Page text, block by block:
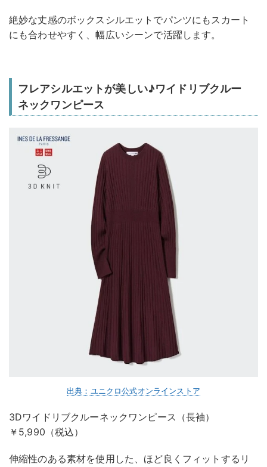
絶妙な丈感のボックスシルエットでパンツにもスカート
にも合わせやすく、幅広いシーンで活躍します。
フレアシルエットが美しい♪ワイドリブクルー
ネックワンピース
出典：ユニクロ公式オンラインストア
3Dワイドリブクルーネックワンピース（長袖）
￥5,990（税込）
伸縮性のある素材を使用した、ほど良くフィットするリ